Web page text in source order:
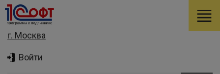
г. Москва
Войти